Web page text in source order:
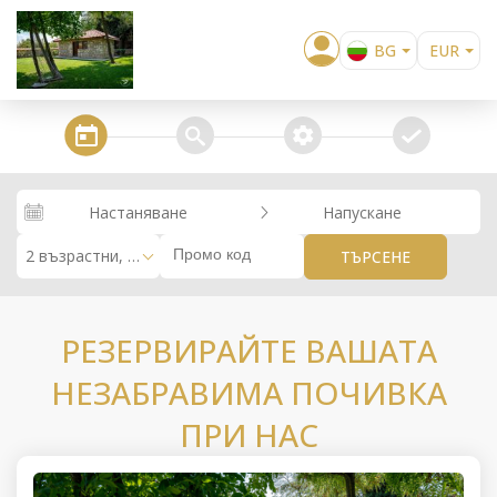
BG
RO
RU
EUR
RON
steps_calendar search extra_services confirm
Настаняване Напускане
2 възрастни, 0 деца ТЪРСЕНЕ
РЕЗЕРВИРАЙТЕ ВАШАТА
НЕЗАБРАВИМА ПОЧИВКА
ПРИ НАС